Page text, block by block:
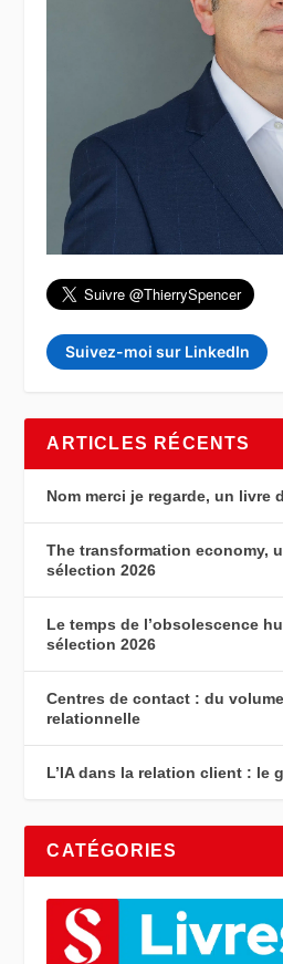
Suivez-moi sur LinkedIn
ARTICLES RÉCENTS
Nom merci je regarde, un livre
The transformation economy,
sélection 2026
Le temps de l’obsolescence
sélection 2026
Centres de contact : du
relationnelle
L’IA dans la relation client : le
CATÉGORIES